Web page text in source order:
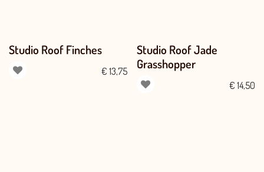
Studio Roof Finches
€ 13,75
Studio Roof Jade
Grasshopper
€ 14,50